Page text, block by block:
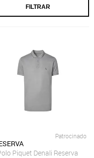
FILTRAR
Cinza
Patrocinado
Piquet Denali Reserva